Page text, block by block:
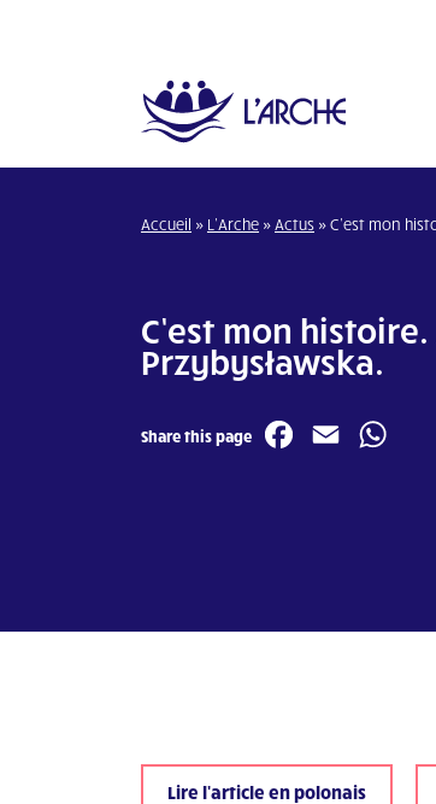
Accueil » L’Arche » Actus »C’est mon
C’est mon
Przybysławska.
Share this page Email
Lire l'article en polonais